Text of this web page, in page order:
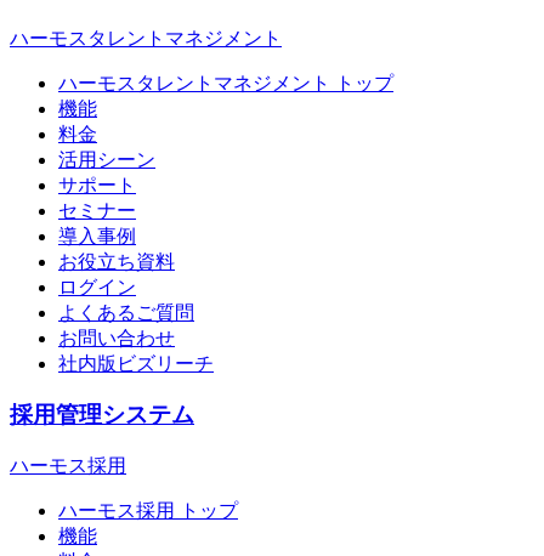
ハーモスタレントマネジメント
ハーモスタレントマネジメント トップ
機能
料金
活用シーン
サポート
セミナー
導入事例
お役立ち資料
ログイン
よくあるご質問
お問い合わせ
社内版ビズリーチ
採用管理システム
ハーモス採用
ハーモス採用 トップ
機能